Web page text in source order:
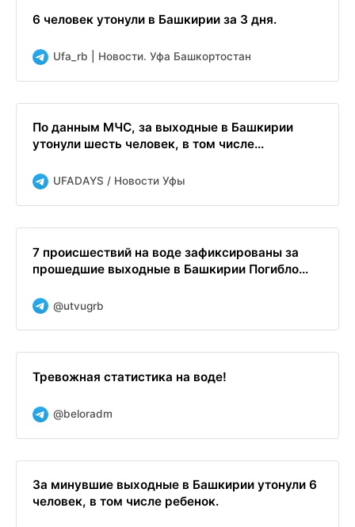
6 человек утонули в Башкирии за 3 дня.
Ufa_rb | Новости. Уфа Башкортостан
По данным МЧС, за выходные в Башкирии
утонули шесть человек, в том числе...
UFADAYS / Новости Уфы
7 происшествий на воде зафиксированы за
прошедшие выходные в Башкирии Погибло...
@utvugrb
Тревожная статистика на воде!
@beloradm
За минувшие выходные в Башкирии утонули 6
человек, в том числе ребенок.